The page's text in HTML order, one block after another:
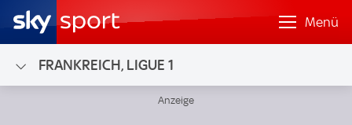
Menü
FRANKREICH, LIGUE 1